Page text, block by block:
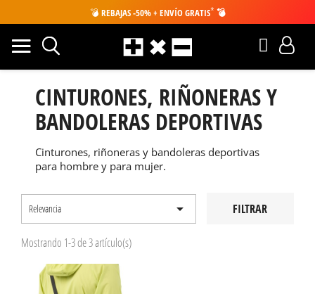
💣 REBAJAS -50% + ENVÍO GRATIS* 💣
CINTURONES, RIÑONERAS Y
BANDOLERAS DEPORTIVAS
Cinturones, riñoneras y bandoleras deportivas
para hombre y para mujer.
Relevancia  FILTRAR
Mostrando 1-3 de 3 artículo(s)